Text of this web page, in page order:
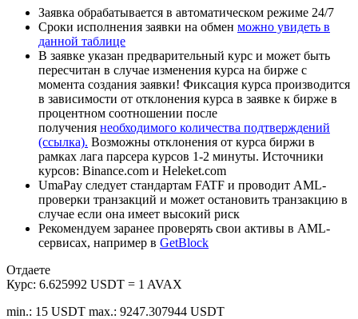
Заявка обрабатывается в автоматическом режиме 24/7
Сроки исполнения заявки на обмен можно увидеть в
данной таблице
В заявке указан предварительный курс и может быть
пересчитан в случае изменения курса на бирже с
момента создания заявки! Фиксация курса производится
в зависимости от отклонения курса в заявке к бирже в
процентном соотношении после
получения необходимого количества подтверждений
(ссылка). Возможны отклонения от курса биржи в
рамках лага парсера курсов 1-2 минуты. Источники
курсов: Binance.com и Heleket.com
UmaPay следует стандартам FATF и проводит AML-
проверки транзакций и может остановить транзакцию в
случае если она имеет высокий риск
Рекомендуем заранее проверять свои активы в AML-
сервисах, например в GetBlock
Отдаете
Курс: 6.625992 USDT = 1 AVAX
min.: 15 USDT max.: 9247.307944 USDT